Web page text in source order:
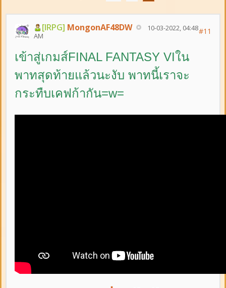
[IRPG] MongonAF48DW
10-03-2022, 04:48
AM
#11
เข้าสู่เกมส์FINAL FANTASY VIใน
พาทสุดท้ายแล้วนะงับ พาทนี้เราจะ
กระทืบเคฟก้ากัน=w=